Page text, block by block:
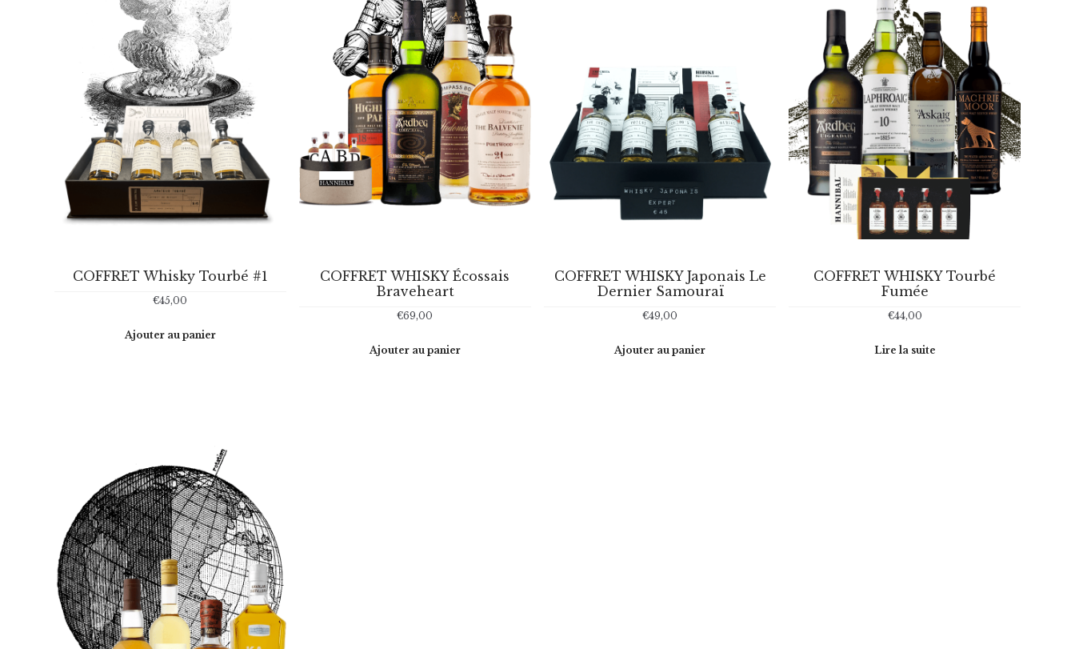
COFFRET Whisky Tourbé #1
€45,00
Ajouter au panier
COFFRET WHISKY Écossais
Braveheart
€69,00
Ajouter au panier
COFFRET WHISKY Japonais Le
Dernier Samouraï
€49,00
Ajouter au panier
COFFRET WHISKY Tourbé
Fumée
€44,00
Lire la suite